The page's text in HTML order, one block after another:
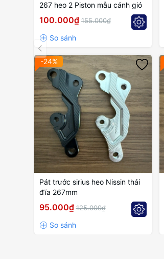
267 heo 2 Piston mẫu cánh gió
100.000₫ 155.000₫
-24%
Pát trước sirius heo Nissin thái
đĩa 267mm
95.000₫ 125.000₫